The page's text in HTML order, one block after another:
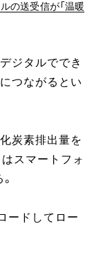
の送受信が「温暖
ジタルででき
つながるとい
炭素排出量を
スマートフォ
ードしてロー